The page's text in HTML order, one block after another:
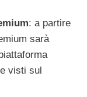
: a partire
sarà
visti sul